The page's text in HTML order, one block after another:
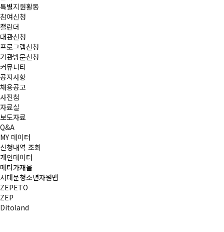
특별지원활동
참여신청
캘린더
대관신청
프로그램신청
기관방문신청
커뮤니티
공지사항
채용공고
사진첩
자료실
보도자료
Q&A
MY 데이터
신청내역 조회
개인데이터
메타가재울
서대문청소년자원맵
ZEPETO
ZEP
Ditoland